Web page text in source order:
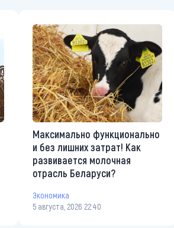
Максимально функционально
и без лишних затрат! Как
развивается молочная
отрасль Беларуси?
Экономика
5 августа, 2026 22:40